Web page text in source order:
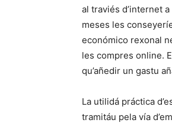
al traviés d’internet
meses les
económico rexonal
les compres online.
qu’añedir un gastu
La utilidá práctica
tramitáu pela vía